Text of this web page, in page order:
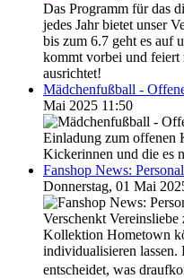
Das Programm für das
jedes Jahr bietet unser
bis zum 6.7 geht es auf
kommt vorbei und feiert
ausrichtet!
Mädchenfußball -
Mai 2025 11:50
Einladung zum offenen
Kickerinnen und die es
Fanshop News:
Donnerstag, 01 Mai
Verschenkt
Kollektion Hometown
individualisieren lassen.
entscheidet, was